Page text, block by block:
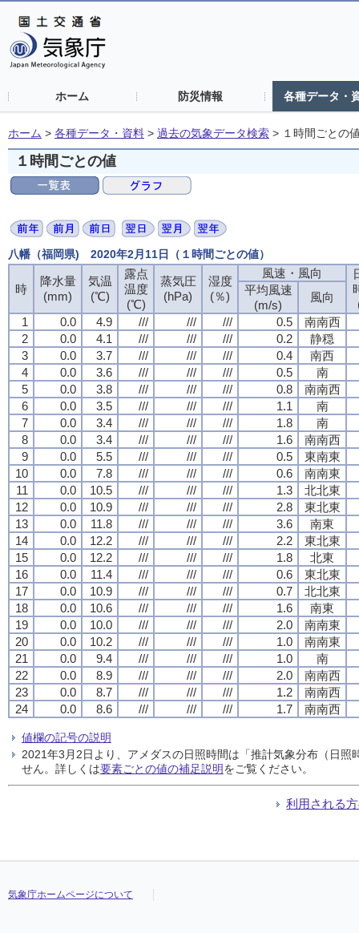
ホーム 防災情報 各種データ・
ホーム > 各種データ・資料 > 過去の気象データ検索 > １時間ごとの
１時間ごとの値
八幡（福岡県) 2020年2月11日（１時間ごとの値）
時
降水量
(mm)
気温
(℃)
露点
温度
(℃)
蒸気圧
(hPa)
湿度
(％)
風速・風向
平均風速
(m/s)
風向
1
0.0 4.9 /// /// /// 0.5
南南西
2
0.0 4.1 /// /// /// 0.2
静穏
3
0.0 3.7 /// /// /// 0.4
南西
4
0.0 3.6 /// /// /// 0.5
南
5
0.0 3.8 /// /// /// 0.8
南南西
6
0.0 3.5 /// /// /// 1.1
南
7
0.0 3.4 /// /// /// 1.8
南
8
0.0 3.4 /// /// /// 1.6
南南西
9
0.0 5.5 /// /// /// 0.5
東南東
10
0.0 7.8 /// /// /// 0.6
南南東
11
0.0 10.5 /// /// /// 1.3
北北東
12
0.0 10.9 /// /// /// 2.8
東北東
13
0.0 11.8 /// /// /// 3.6
南東
14
0.0 12.2 /// /// /// 2.2
東北東
15
0.0 12.2 /// /// /// 1.8
北東
16
0.0 11.4 /// /// /// 0.6
東北東
17
0.0 10.9 /// /// /// 0.7
北北東
18
0.0 10.6 /// /// /// 1.6
南東
19
0.0 10.0 /// /// /// 2.0
南南東
20
0.0 10.2 /// /// /// 1.0
南南東
21
0.0 9.4 /// /// /// 1.0
南
22
0.0 8.9 /// /// /// 2.0
南南西
23
0.0 8.7 /// /// /// 1.2
南南西
24
0.0 8.6 /// /// /// 1.7 南南西
値欄の記号の説明
2021年3月2日より、アメダスの日照時間は「推計気象分布（日
せん。詳しくは要素ごとの値の補足説明をご覧ください。
利用される
気象庁ホームページについて